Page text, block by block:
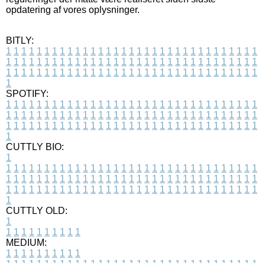
opdatering af vores oplysninger.
BITLY:
1 1 1 1 1 1 1 1 1 1 1 1 1 1 1 1 1 1 1 1 1 1 1 1 1 1 1 1 1 1 1 1 1
1 1 1 1 1 1 1 1 1 1 1 1 1 1 1 1 1 1 1 1 1 1 1 1 1 1 1 1 1 1 1 1 1
1 1 1 1 1 1 1 1 1 1 1 1 1 1 1 1 1 1 1 1 1 1 1 1 1 1 1 1 1 1 1 1 1
1
SPOTIFY:
1 1 1 1 1 1 1 1 1 1 1 1 1 1 1 1 1 1 1 1 1 1 1 1 1 1 1 1 1 1 1 1 1
1 1 1 1 1 1 1 1 1 1 1 1 1 1 1 1 1 1 1 1 1 1 1 1 1 1 1 1 1 1 1 1 1
1 1 1 1 1 1 1 1 1 1 1 1 1 1 1 1 1 1 1 1 1 1 1 1 1 1 1 1 1 1 1 1 1
1
CUTTLY BIO:
1
1 1 1 1 1 1 1 1 1 1 1 1 1 1 1 1 1 1 1 1 1 1 1 1 1 1 1 1 1 1 1 1 1
1 1 1 1 1 1 1 1 1 1 1 1 1 1 1 1 1 1 1 1 1 1 1 1 1 1 1 1 1 1 1 1 1
1 1 1 1 1 1 1 1 1 1 1 1 1 1 1 1 1 1 1 1 1 1 1 1 1 1 1 1 1 1 1 1 1
1
CUTTLY OLD:
1
1 1 1 1 1 1 1 1 1 1
MEDIUM:
1 1 1 1 1 1 1 1 1 1